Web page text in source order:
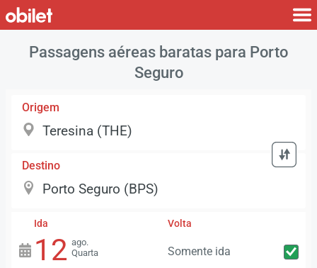
Passagens aéreas baratas para Porto
Seguro
Origem
Destino
Ida
12 ago.
Quarta
Volta
Somente ida